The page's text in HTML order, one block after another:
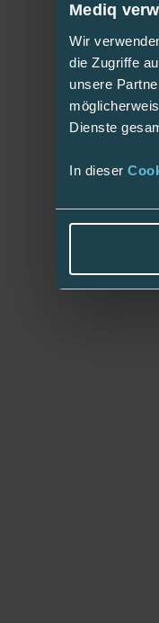
Mediq
Wir
die Zugriffe
unsere
Dienste
In dieser